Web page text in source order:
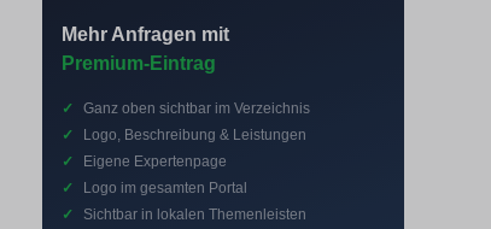
Mehr Anfragen mit
Premium-Eintrag
✓
Ganz oben sichtbar im Verzeichnis
✓
Logo, Beschreibung & Leistungen
✓
Eigene Expertenpage
✓
Logo im gesamten Portal
✓
Sichtbar in lokalen Themenleisten